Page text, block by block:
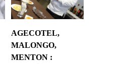
AGECOTEL,
MALONGO,
MENTON :